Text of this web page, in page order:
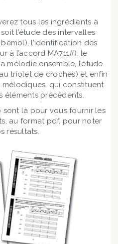
tous les ingrédients à
l’étude des intervalles
l’identification des
à l’accord MA711#), le
mélodie ensemble, l’étude
triolet de croches) et enfin
qui constituent
éléments précédents.
sont là pour vous fournir les
au format pdf, pour noter
résultats.